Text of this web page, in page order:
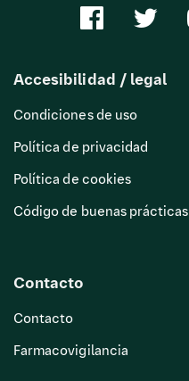
Accesibilidad / legal
Condiciones de uso
Política de privacidad
Política de cookies
Código de buenas prácticas
Contacto
Contacto
Farmacovigilancia